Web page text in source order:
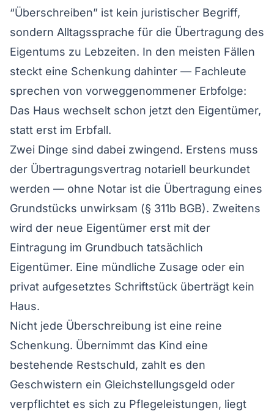
“Überschreiben” ist kein juristischer Begriff,
sondern Alltagssprache für die Übertragung des
Eigentums zu Lebzeiten. In den meisten Fällen
steckt eine Schenkung dahinter — Fachleute
sprechen von vorweggenommener Erbfolge:
Das Haus wechselt schon jetzt den Eigentümer,
statt erst im Erbfall.
Zwei Dinge sind dabei zwingend. Erstens muss
der Übertragungsvertrag notariell beurkundet
werden — ohne Notar ist die Übertragung eines
Grundstücks unwirksam (§ 311b BGB). Zweitens
wird der neue Eigentümer erst mit der
Eintragung im Grundbuch tatsächlich
Eigentümer. Eine mündliche Zusage oder ein
privat aufgesetztes Schriftstück überträgt kein
Haus.
Nicht jede Überschreibung ist eine reine
Schenkung. Übernimmt das Kind eine
bestehende Restschuld, zahlt es den
Geschwistern ein Gleichstellungsgeld oder
verpflichtet es sich zu Pflegeleistungen, liegt